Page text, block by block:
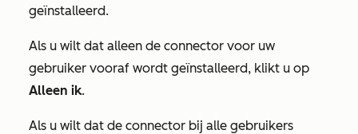
geïnstalleerd.
Als u wilt dat alleen de connector voor uw
gebruiker vooraf wordt geïnstalleerd, klikt u op
Alleen ik.
Als u wilt dat de connector bij alle gebruikers